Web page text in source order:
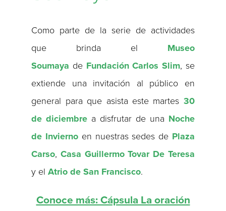
Como parte de la serie de actividades
que brinda el Museo
Soumaya de Fundación Carlos Slim, se
extiende una invitación al público en
general para que asista este martes 30
de diciembre a disfrutar de una Noche
de Invierno en nuestras sedes de Plaza
Carso,Casa Guillermo Tovar De Teresa
y elAtrio de San Francisco.
Conoce más: Cápsula La oración